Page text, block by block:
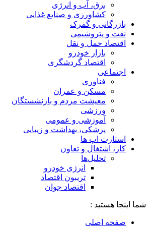
برق، آب و انرژی
کشاورزی و صنایع غذایی
بازرگانی و گمرک
نفت و پتروشیمی
اقتصاد حمل و نقل
بازار خودرو
اقتصاد گردشگری
اجتماعی
فناوری
مسکن و عمران
معیشت مردم و بازنشستگان
ورزشی
آموزشی و عمومی
پزشکی، بهداشت و زیبایی
استارت اپ ها
کار، اشتغال و تعاون
تحلیل‌ها
انرژی خودرو
تریبون اقتصاد
اقتصاد جوان
شما اینجا هستید :
صفحه اصلی